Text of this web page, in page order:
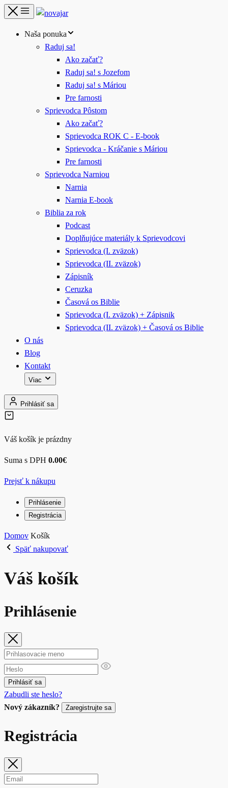
Naša ponuka
Raduj sa!
Ako začať?
Raduj sa! s Jozefom
Raduj sa! s Máriou
Pre farnosti
Sprievodca Pôstom
Ako začať?
Sprievodca ROK C - E-book
Sprievodca - Kráčanie s Máriou
Pre farnosti
Sprievodca Narniou
Narnia
Narnia E-book
Biblia za rok
Podcast
Doplňujúce materiály k Sprievodcovi
Sprievodca (I. zväzok)
Sprievodca (II. zväzok)
Zápisník
Ceruzka
Časová os Biblie
Sprievodca (I. zväzok) + Zápisnik
Sprievodca (II. zväzok) + Časová os Biblie
O nás
Blog
Kontakt
Viac
Prihlásiť sa
Váš košík je prázdny
Suma s DPH 0.00€
Prejsť k nákupu
Prihlásenie
Registrácia
Domov Košík
Späť nakupovať
Váš košík
Prihlásenie
Prihlásiť sa
Zabudli ste heslo?
Nový zákazník?
Zaregistrujte sa
Registrácia